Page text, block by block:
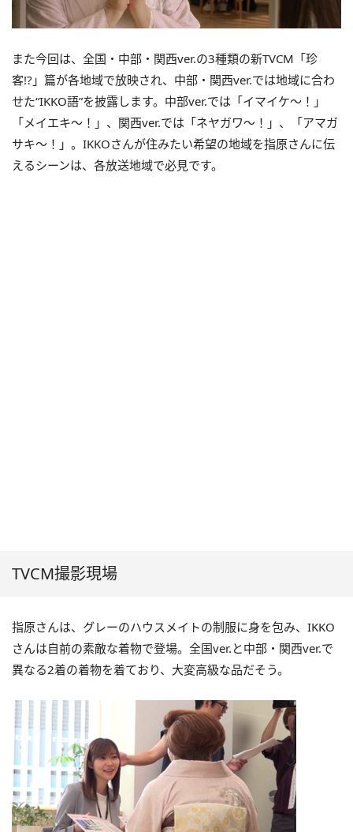
また今回は、全国・中部・関西ver.の3種類の新TVCM「珍
客!?」篇が各地域で放映され、中部・関西ver.では地域に合わ
せた“IKKO語”を披露します。中部ver.では「イマイケ～！」
「メイエキ～！」、関西ver.では「ネヤガワ～！」、「アマガ
サキ～！」。IKKOさんが住みたい希望の地域を指原さんに伝
えるシーンは、各放送地域で必見です。
TVCM撮影現場
指原さんは、グレーのハウスメイトの制服に身を包み、IKKO
さんは自前の素敵な着物で登場。全国ver.と中部・関西ver.で
異なる2着の着物を着ており、大変高級な品だそう。